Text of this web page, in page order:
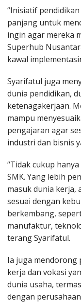
“Inisiatif
panjang untuk
ingin agar mereka
Superhub
kawal
Syarifatul juga
dunia pendidikan,
ketenagakerjaan.
mampu
pengajaran agar
industri dan bisnis
“Tidak cukup
SMK. Yang lebih
masuk dunia kerja,
sesuai dengan
berkembang,
manufaktur,
terang Syarifatul.
Ia juga
kerja dan vokasi
dunia usaha,
dengan